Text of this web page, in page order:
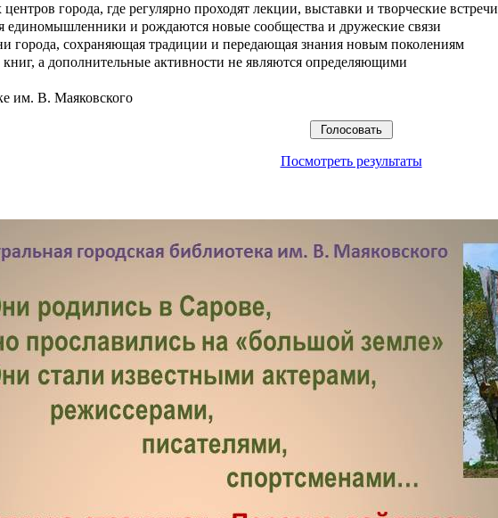
города, где регулярно проходят лекции, выставки и творческие встречи
единомышленники и рождаются новые сообщества и дружеские связи
города, сохраняющая традиции и передающая знания новым поколениям
книг, а дополнительные активности не являются определяющими
им. В. Маяковского
Посмотреть результаты